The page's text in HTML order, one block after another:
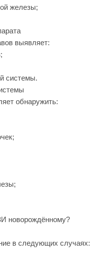
железы;
выявляет:
системы.
обнаружить:
новорождённому?
в следующих случаях: